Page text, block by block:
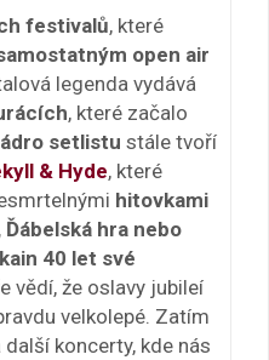
festivalů, které
open air
legenda vydává
, které začalo
setlistu stále tvoří
& Hyde, které
hitovkami
hra nebo
40 let své
vědí, že oslavy jubileí
velkolepé. Zatím
koncerty, kde nás